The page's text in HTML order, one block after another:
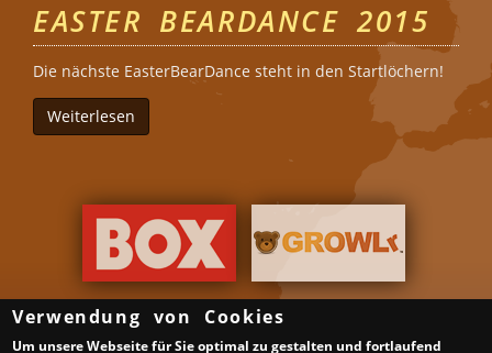
EASTER BEARDANCE 2015
Die nächste EasterBearDance steht in den Startlöchern!
Weiterlesen
Verwendung von Cookies
Um unsere Webseite für Sie optimal zu gestalten und fortlaufend